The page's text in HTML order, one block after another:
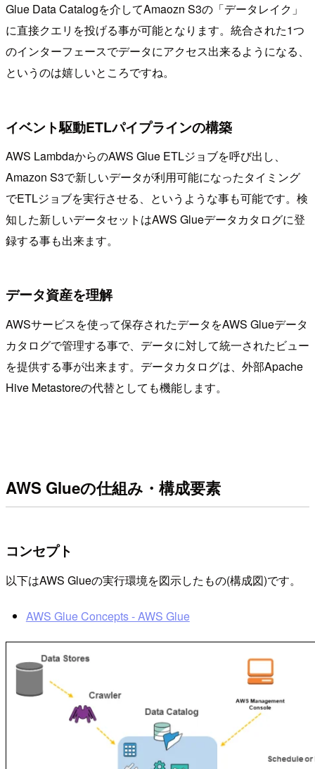
Glue Data Catalogを介してAmaozn S3の「データレイク」
に直接クエリを投げる事が可能となります。統合された1つ
のインターフェースでデータにアクセス出来るようになる、
というのは嬉しいところですね。
イベント駆動ETLパイプラインの構築
AWS LambdaからのAWS Glue ETLジョブを呼び出し、
Amazon S3で新しいデータが利用可能になったタイミング
でETLジョブを実行させる、というような事も可能です。検
知した新しいデータセットはAWS Glueデータカタログに登
録する事も出来ます。
データ資産を理解
AWSサービスを使って保存されたデータをAWS Glueデータ
カタログで管理する事で、データに対して統一されたビュー
を提供する事が出来ます。データカタログは、外部Apache
Hive Metastoreの代替としても機能します。
AWS Glueの仕組み・構成要素
コンセプト
以下はAWS Glueの実行環境を図示したもの(構成図)です。
AWS Glue Concepts - AWS Glue